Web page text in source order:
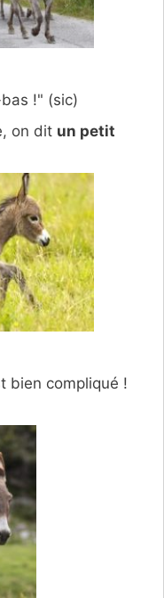
!" (sic)
on dit un petit
bien compliqué !